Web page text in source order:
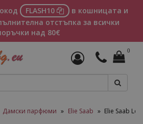
FLASH10
в кошницата и
отстъпка за всички
над 80€
0
Дамски парфюми » Elie Saab » Elie Saab